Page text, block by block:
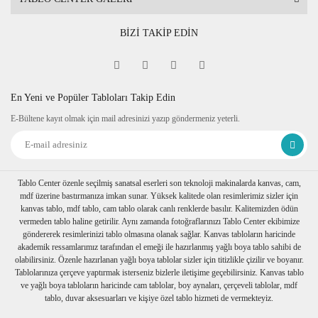
BİZİ TAKİP EDİN
En Yeni ve Popüler Tabloları Takip Edin
E-Bültene kayıt olmak için mail adresinizi yazıp göndermeniz yeterli.
Tablo Center özenle seçilmiş sanatsal eserleri son teknoloji makinalarda kanvas, cam,
mdf üzerine bastırmanıza imkan sunar. Yüksek kalitede olan resimlerimiz sizler için
kanvas tablo, mdf tablo, cam tablo olarak canlı renklerde basılır. Kalitemizden ödün
vermeden tablo haline getirilir. Aynı zamanda fotoğraflarınızı Tablo Center ekibimize
göndererek resimlerinizi tablo olmasına olanak sağlar. Kanvas tabloların haricinde
akademik ressamlarımız tarafından el emeği ile hazırlanmış yağlı boya tablo sahibi de
olabilirsiniz. Özenle hazırlanan yağlı boya tablolar sizler için titizlikle çizilir ve boyanır.
Tablolarınıza çerçeve yaptırmak isterseniz bizlerle iletişime geçebilirsiniz. Kanvas tablo
ve yağlı boya tabloların haricinde cam tablolar, boy aynaları, çerçeveli tablolar, mdf
tablo, duvar aksesuarları ve kişiye özel tablo hizmeti de vermekteyiz.